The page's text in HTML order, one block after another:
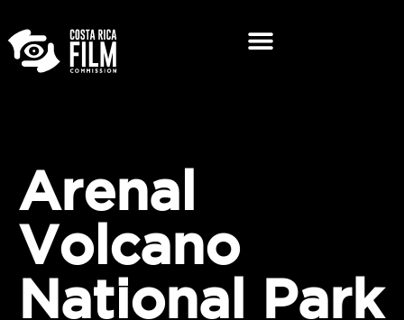
Arenal
Volcano
National Park